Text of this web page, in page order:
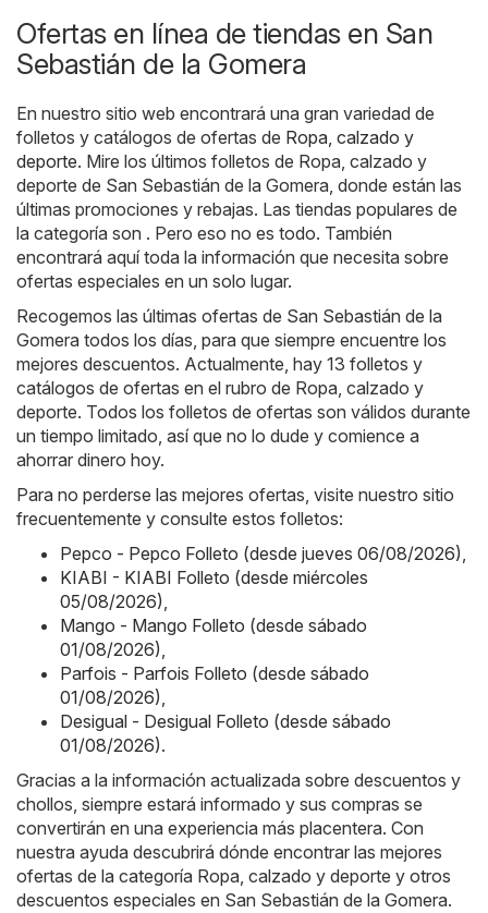
Ofertas en línea de tiendas en San
Sebastián de la Gomera
En nuestro sitio web encontrará una gran variedad de
folletos y catálogos de ofertas de Ropa, calzado y
deporte. Mire los últimos folletos de Ropa, calzado y
deporte de San Sebastián de la Gomera, donde están las
últimas promociones y rebajas. Las tiendas populares de
la categoría son . Pero eso no es todo. También
encontrará aquí toda la información que necesita sobre
ofertas especiales en un solo lugar.
Recogemos las últimas ofertas de San Sebastián de la
Gomera todos los días, para que siempre encuentre los
mejores descuentos. Actualmente, hay 13 folletos y
catálogos de ofertas en el rubro de Ropa, calzado y
deporte. Todos los folletos de ofertas son válidos durante
un tiempo limitado, así que no lo dude y comience a
ahorrar dinero hoy.
Para no perderse las mejores ofertas, visite nuestro sitio
frecuentemente y consulte estos folletos:
Pepco - Pepco Folleto (desde jueves 06/08/2026),
KIABI - KIABI Folleto (desde miércoles
05/08/2026),
Mango - Mango Folleto (desde sábado
01/08/2026),
Parfois - Parfois Folleto (desde sábado
01/08/2026),
Desigual - Desigual Folleto (desde sábado
01/08/2026).
Gracias a la información actualizada sobre descuentos y
chollos, siempre estará informado y sus compras se
convertirán en una experiencia más placentera. Con
nuestra ayuda descubrirá dónde encontrar las mejores
ofertas de la categoría Ropa, calzado y deporte y otros
descuentos especiales en San Sebastián de la Gomera.